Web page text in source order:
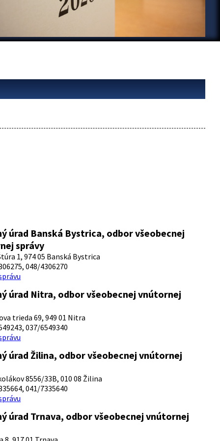
úrad Banská Bystrica, odbor všeobecnej
správy
1, 974 05 Banská Bystrica
048/4306270
úrad Nitra, odbor všeobecnej vnútornej
trieda 69, 949 01 Nitra
037/6549340
úrad Žilina, odbor všeobecnej vnútornej
8556/33B, 010 08 Žilina
041/7335640
úrad Trnava, odbor všeobecnej vnútornej